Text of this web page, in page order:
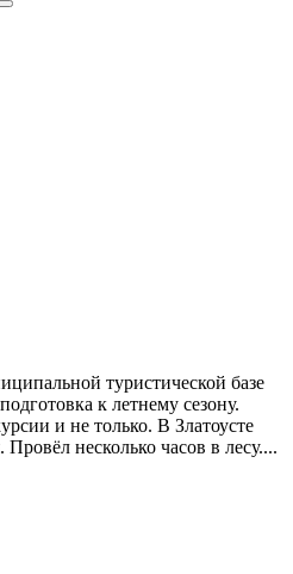
туристической базе
к летнему сезону.
и не только. В Златоусте
несколько часов в лесу....